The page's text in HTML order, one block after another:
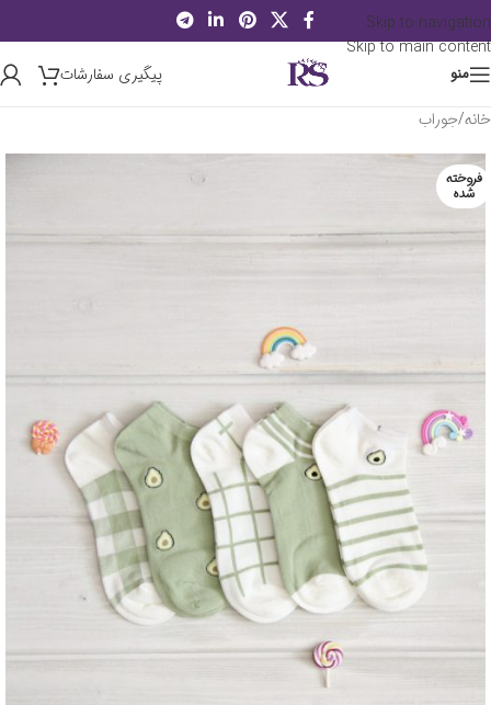
Skip to navigation
Skip to main content
منو
پیگیری سفارشات
خانه/جوراب
فروخته
شده